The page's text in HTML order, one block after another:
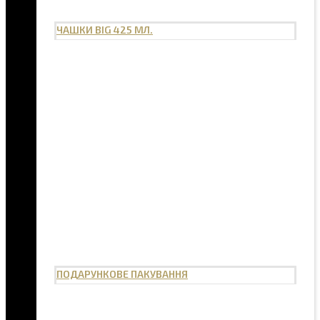
ЧАШКИ BIG 425 МЛ.
ПОДАРУНКОВЕ ПАКУВАННЯ